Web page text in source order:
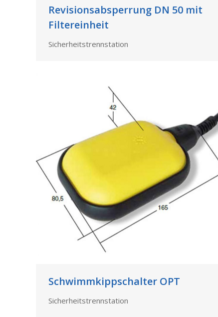
Revisionsabsperrung DN 50 mit
Filtereinheit
Sicherheitstrennstation
Schwimmkippschalter OPT
Sicherheitstrennstation